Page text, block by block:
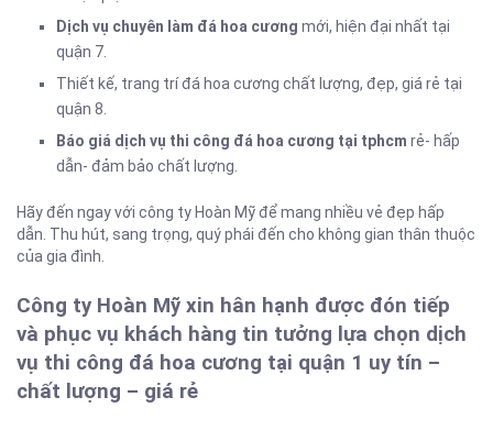
Dịch vụ chuyên làm đá hoa cương mới, hiện đại nhất tại
quận 7.
Thiết kế, trang trí đá hoa cương chất lượng, đẹp, giá rẻ tại
quận 8.
Báo giá dịch vụ thi công đá hoa cương tại tphcm rẻ- hấp
dẫn- đảm bảo chất lượng.
Hãy đến ngay với công ty Hoàn Mỹ để mang nhiều vẻ đẹp hấp
dẫn. Thu hút, sang trọng, quý phái đến cho không gian thân thuộc
của gia đình.
Công ty Hoàn Mỹ xin hân hạnh được đón tiếp
và phục vụ khách hàng tin tưởng lựa chọn dịch
vụ thi công đá hoa cương tại quận 1 uy tín –
chất lượng – giá rẻ